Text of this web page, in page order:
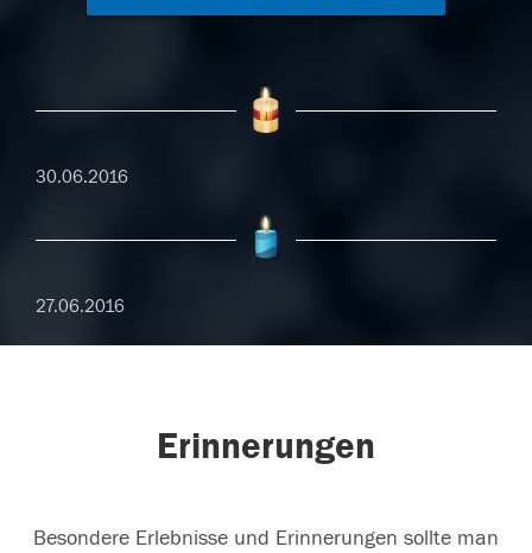
30.06.2016
27.06.2016
Erinnerungen
Besondere Erlebnisse und Erinnerungen sollte man